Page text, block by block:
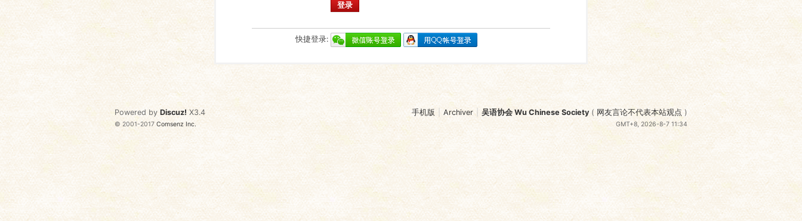
登录
快捷登录:
手机版 Archiver 吴语协会 Wu Chinese Society ( 网友言论不代表本站观点 )
GMT+8, 2026-8-7 11:34
Powered by Discuz! X3.4
© 2001-2017Comsenz Inc.